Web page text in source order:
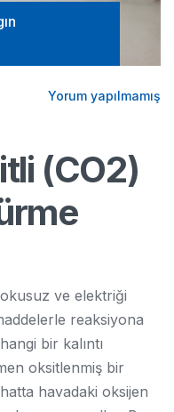
Yorum yapılmamış
(CO2)
ve elektriği
reaksiyona
bir kalıntı
oksitlenmiş bir
havadaki oksijen